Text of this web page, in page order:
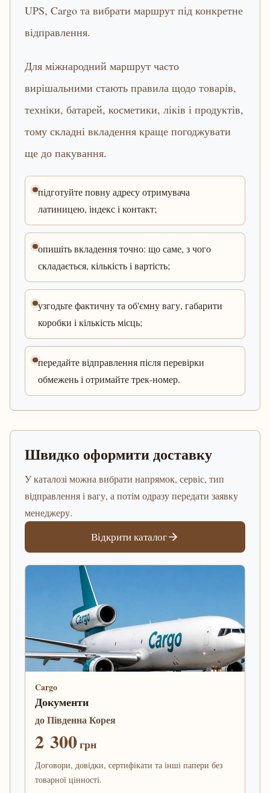
UPS, Cargo та вибрати маршрут під конкретне
відправлення.
Для міжнародний маршрут часто
вирішальними стають правила щодо товарів,
техніки, батарей, косметики, ліків і продуктів,
тому складні вкладення краще погоджувати
ще до пакування.
підготуйте повну адресу отримувача
латиницею, індекс і контакт;
опишіть вкладення точно: що саме, з чого
складається, кількість і вартість;
узгодьте фактичну та об'ємну вагу, габарити
коробки і кількість місць;
передайте відправлення після перевірки
обмежень і отримайте трек-номер.
Швидко оформити доставку
У каталозі можна вибрати напрямок, сервіс, тип
відправлення і вагу, а потім одразу передати заявку
менеджеру.
Відкрити каталог
Cargo
Документи
до Південна Корея
2 300грн
Договори, довідки, сертифікати та інші папери без
товарної цінності.